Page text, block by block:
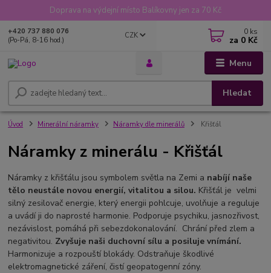
Doprava na výdejní místo Balíkovny jen za 70 Kč
Menu
CZK
Hledat
+420 737 880 076
(Po-Pá, 8-16 hod.)
0 ks
za 0 Kč
Úvod Minerální náramky Náramky dle minerálů Křišťál
Náramky z minerálu - Křišťál
Náramky z křišťálu jsou symbolem světla na Zemi a nabíjí naše
tělo neustále novou energií, vitalitou a silou. Křišťál je velmi
silný zesilovač energie, který energii pohlcuje, uvolňuje a reguluje
a uvádí ji do naprosté harmonie. Podporuje psychiku, jasnozřivost,
nezávislost, pomáhá při sebezdokonalování. Chrání před zlem a
negativitou. Zvyšuje naši duchovní sílu a posiluje vnímání.
Harmonizuje a rozpouští blokády. Odstraňuje škodlivé
elektromagnetické záření, čistí geopatogenní zóny.